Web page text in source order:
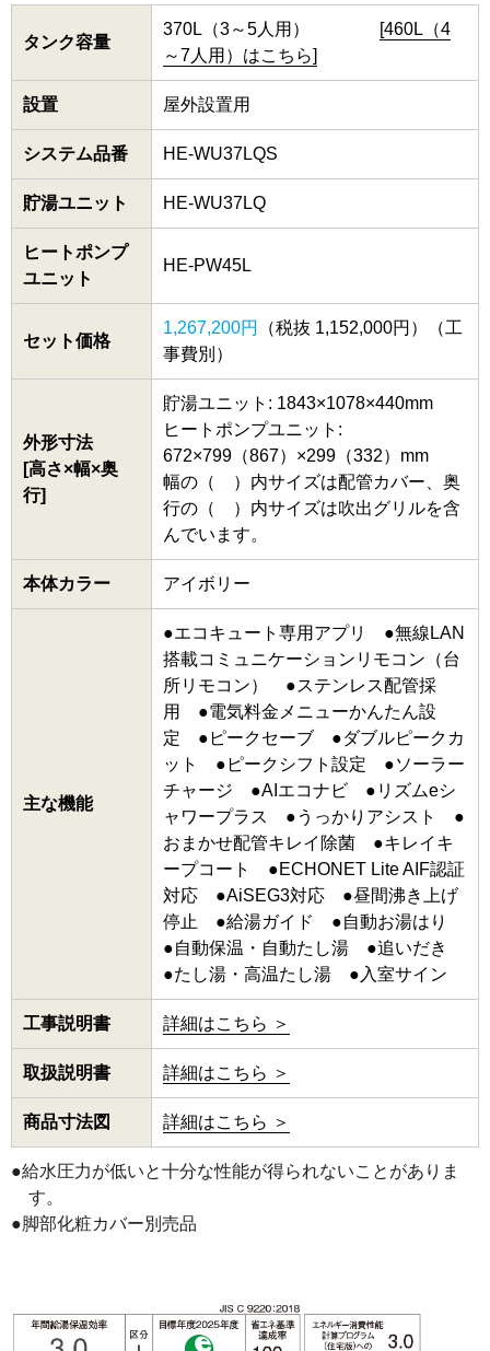
タンク容量
370L（3～5人用）
[460L（4
～7人用）はこちら]
設置 屋外設置用
システム品番 HE-WU37LQS
貯湯ユニット HE-WU37LQ
ヒートポンプ
ユニット
HE-PW45L
セット価格
1,267,200円
（税抜 1,152,000円）（工
事費別）
外形寸法
[高さ×幅×奥
行]
貯湯ユニット: 1843×1078×440mm
ヒートポンプユニット:
672×799（867）×299（332）mm
幅の（ ）内サイズは配管カバー、奥
行の（ ）内サイズは吹出グリルを含
んでいます。
本体カラー アイボリー
主な機能
●エコキュート専用アプリ ●無線LAN
搭載コミュニケーションリモコン（台
所リモコン） ●ステンレス配管採
用 ●電気料金メニューかんたん設
定 ●ピークセーブ ●ダブルピークカ
ット ●ピークシフト設定 ●ソーラー
チャージ ●AIエコナビ ●リズムeシ
ャワープラス ●うっかりアシスト ●
おまかせ配管キレイ除菌 ●キレイキ
ープコート ●ECHONET Lite AIF認証
対応 ●AiSEG3対応 ●昼間沸き上げ
停止 ●給湯ガイド ●自動お湯はり
●自動保温・自動たし湯 ●追いだき
●たし湯・高温たし湯 ●入室サイン
工事説明書 詳細はこちら ＞
取扱説明書 詳細はこちら ＞
商品寸法図 詳細はこちら ＞
●給水圧力が低いと十分な性能が得られないことがありま
す。
●脚部化粧カバー別売品